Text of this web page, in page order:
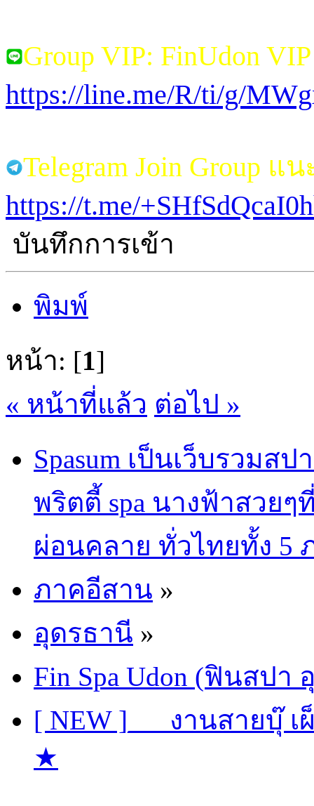
Group VIP: FinUdon
https://line.me/R/ti/g/
Telegram Join Group แ
https://t.me/
บันทึกการเข้า
พิมพ์
หน้า: [1]
« หน้าที่แล้ว ต่อไป »
Spasum เป็นเว็บรวม
พริตตี้ spa นางฟ้าสวย
ผ่อนคลาย ทั่วไทยทั้ง 5
ภาคอีสาน »
อุดรธานี »
Fin Spa Udon (ฟินสปา
[ NEW ]___งานสายบุ๊
★